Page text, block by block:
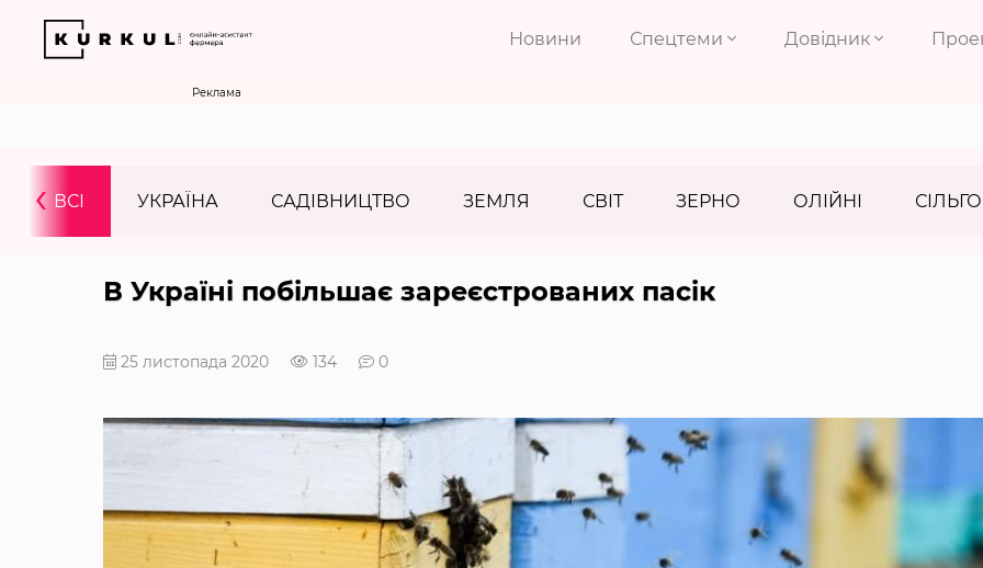
Новини Спецтеми Довідник
Реклама
ВСІ УКРАЇНА САДІВНИЦТВО ЗЕМЛЯ СВІТ ЗЕРНО ОЛІЙНІ
‹
В Україні побільшає зареєстрованих пасік
25 листопада 2020 134 0